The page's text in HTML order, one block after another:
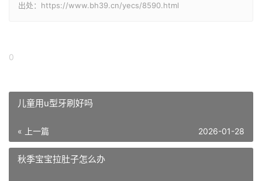
出处：https://www.bh39.cn/yecs/8590.html
0
儿童用u型牙刷好吗
« 上一篇 2026-01-28
秋季宝宝拉肚子怎么办